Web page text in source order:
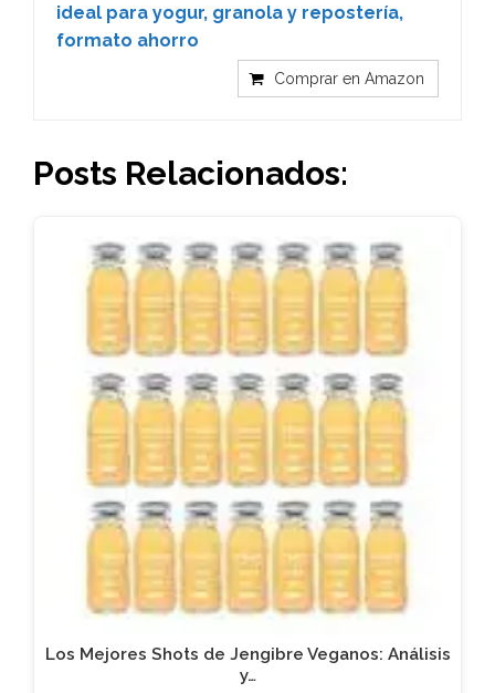
ideal para yogur, granola y repostería,
formato ahorro
Comprar en Amazon
Posts Relacionados:
Los Mejores Shots de Jengibre Veganos: Análisis
y…